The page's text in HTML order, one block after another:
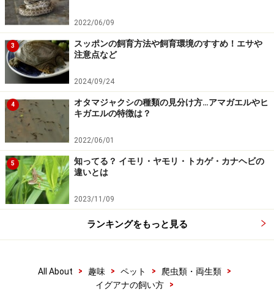
・どんな動物でも、さかっているオスはメス以外には排
他的になる
・交尾できないストレスがたまる
などが考えられますが、その結果として
・飼育者にも飛びかかってくる
・交尾のための噛みつき行動を行う
などの行動が多くなり、ケガをするなどのトラブルが起
こりやすくなります。
通常は、2－3年ほどでこの発情も過ぎる、あるいは年間
の決まった季節に発情して季節が変わると落ち着く、と
いうことのようですので、この期間だけは注意が必要で
2022/06/09
3
スッポンの飼育方法や飼育環境のすすめ！エサや
注意点など
2024/09/24
4
オタマジャクシの種類の見分け方…アマガエルやヒ
キガエルの特徴は？
2022/06/01
5
知ってる？ イモリ・ヤモリ・トカゲ・カナヘビの
違いとは
2023/11/09
ランキングをもっと見る
All About > 趣味 > ペット > 爬虫類・両生類
>
イグアナの飼い方
>